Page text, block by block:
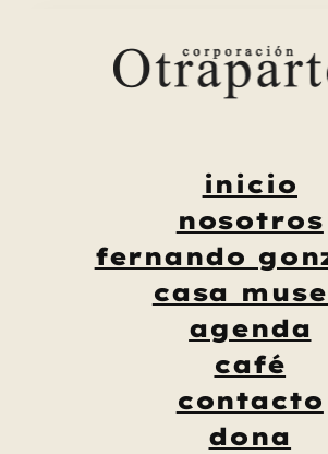
inicio
nosotros
fernando
casa
agenda
café
contacto
dona